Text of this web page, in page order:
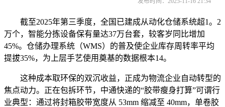
截至2025年第三季度，全国已建成从动化仓储系统超1。2
万个，智能分拣设备保有量达37万台套，较客岁同比增加
45%。仓储办理系统（WMS）的普及使企业库存周转率平均
提拔35%，为上层手艺使用奠基的数据根本14。
这种成本取环保的双沉收益，正成为物流企业自动转型的
焦点动力。正在包拆环节，中通快递的“胶带瘦身打算”可谓行
业典型：通过将封箱胶带宽度从 53mm 缩减至 40mm，单卷胶